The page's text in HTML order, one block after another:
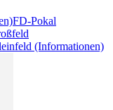
FD-Pokal
(Informationen)